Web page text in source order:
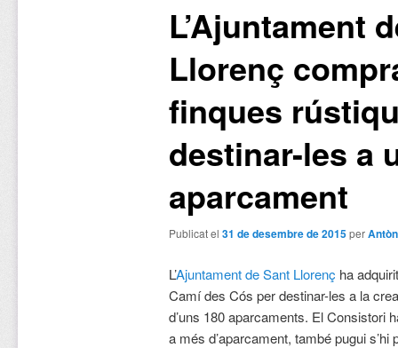
L’Ajuntament
Llorenç
finques
destinar-les a
aparcament
Publicat el 31 de desembre de 2015per
L’Ajuntament de Sant Llorenç ha
Camí des Cós per destinar-les a la
d’uns 180 aparcaments. El Consistori
a més d’aparcament, també pugui